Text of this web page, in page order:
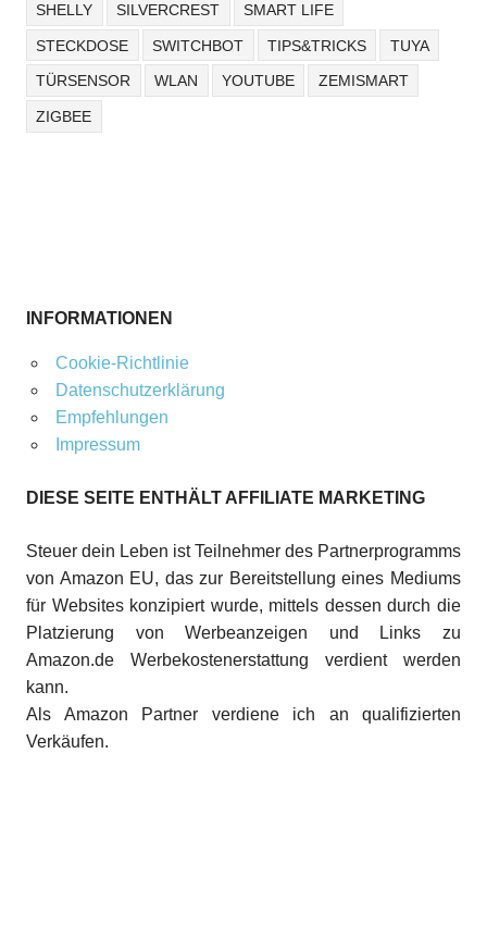
SHELLY SILVERCREST SMART LIFE
STECKDOSE SWITCHBOT TIPS&TRICKS TUYA
TÜRSENSOR WLAN YOUTUBE ZEMISMART
ZIGBEE
INFORMATIONEN
Cookie-Richtlinie
Datenschutzerklärung
Empfehlungen
Impressum
DIESE SEITE ENTHÄLT AFFILIATE MARKETING
Steuer dein Leben ist Teilnehmer des Partnerprogramms
von Amazon EU, das zur Bereitstellung eines Mediums
für Websites konzipiert wurde, mittels dessen durch die
Platzierung von Werbeanzeigen und Links zu
Amazon.de Werbekostenerstattung verdient werden
kann.
Als Amazon Partner verdiene ich an qualifizierten
Verkäufen.